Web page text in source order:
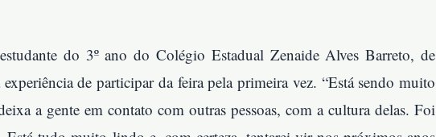
do 3º ano do Colégio Estadual Zenaide Alves Barreto, de
de participar da feira pela primeira vez. “Está sendo muito
a gente em contato com outras pessoas, com a cultura delas. Foi